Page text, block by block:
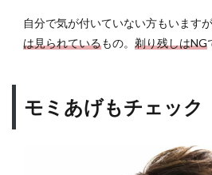
自分で気が付いていない方もいますが
は見られているもの。 剃り残しはNG
モミあげもチェック